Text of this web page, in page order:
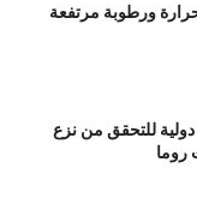
ورطوبة مرتفعة
دولية للتحقق من نزع